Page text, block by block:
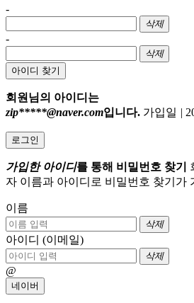
-
삭제
-
삭제
아이디 찾기
회원님의 아이디는
zip*****@naver.com입니다. 가입일 |
로그인
가입한 아이디를 통해 비밀번호 찾기
자 이름과 아이디로 비밀번호 찾기가
이름
삭제
아이디 (이메일)
삭제
@
네이버